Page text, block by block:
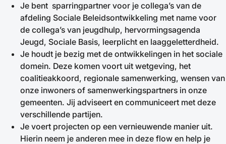
Je bent sparringpartner voor je collega’s van de
afdeling Sociale Beleidsontwikkeling met name voor
de collega’s van jeugdhulp, hervormingsagenda
Jeugd, Sociale Basis, leerplicht en laaggeletterdheid.
Je houdt je bezig met de ontwikkelingen in het sociale
domein. Deze komen voort uit wetgeving, het
coalitieakkoord, regionale samenwerking, wensen van
onze inwoners of samenwerkingspartners in onze
gemeenten. Jij adviseert en communiceert met deze
verschillende partijen.
Je voert projecten op een vernieuwende manier uit.
Hierin neem je anderen mee in deze flow en help je